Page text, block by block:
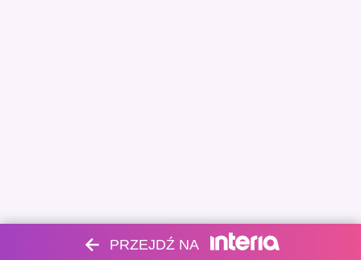
PRZEJDŹ NA